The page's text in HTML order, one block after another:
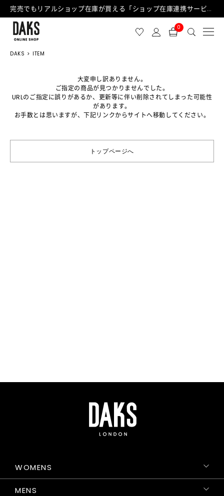
完売でもリアルショップ在庫が買える「ショップ在庫連携サービス」が日中もご利用可能になりました！
0
DAKS ITEM
大変申し訳ありません。
ご指定の商品が見つかりませんでした。
URLのご指定に誤りがあるか、更新等に伴い削除されてしまった可能性
があります。
お手数とは思いますが、下記リンクからサイトへ移動してください。
トップページへ
WOMENS
MENS